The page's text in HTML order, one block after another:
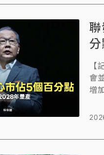
【
會
增
1
產